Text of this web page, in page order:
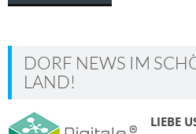
DORF NEWS IM
LAND!
LIEBE